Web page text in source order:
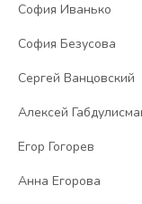
София Иванько
София Безусова
Сергей Ванцовский
Алексей
Егор Гогорев
Анна Егорова